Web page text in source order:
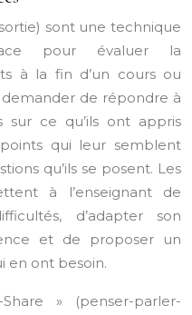
sont une technique
pour évaluer la
à la fin d’un cours ou
demander de répondre à
sur ce qu’ils ont appris
qui leur semblent
qu’ils se posent. Les
à l’enseignant de
d’adapter son
et de proposer un
en ont besoin.
» (penser-parler-